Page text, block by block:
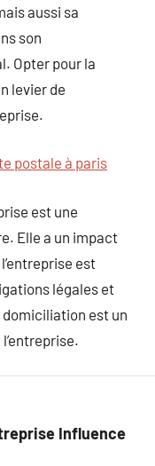
aussi sa
son
Opter pour la
levier de
postale à paris
est une
Elle a un impact
est
légales et
est un
Influence